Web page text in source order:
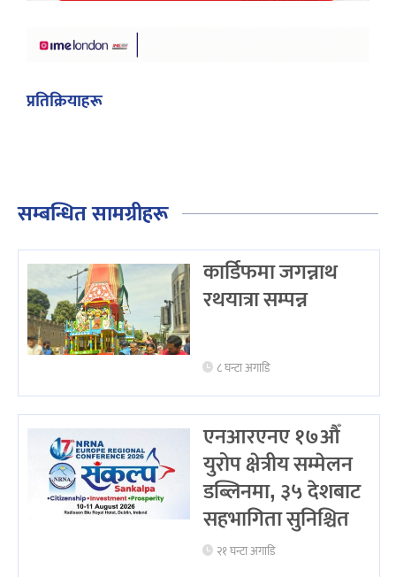
प्रतिक्रियाहरू
सम्बन्धित सामग्रीहरू
कार्डिफमा जगन्नाथ
रथयात्रा सम्पन्न
८ घन्टा अगाडि
एनआरएनए १७औँ
युरोप क्षेत्रीय सम्मेलन
डब्लिनमा, ३५ देशबाट
सहभागिता सुनिश्चित
२१ घन्टा अगाडि